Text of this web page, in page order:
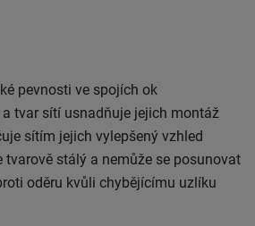
pevnosti ve spojích ok
tvar sítí usnadňuje jejich montáž
sítím jejich vylepšený vzhled
stálý a nemůže se posunovat
oděru kvůli chybějícímu uzlíku